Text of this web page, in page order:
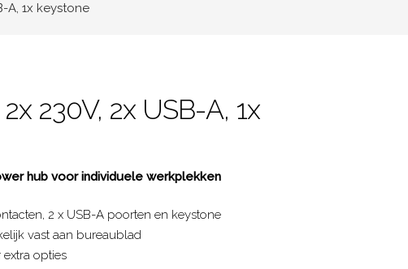
A, 1x keystone
230V, 2x USB-A, 1x
hub voor individuele werkplekken
2 x USB-A poorten en keystone
vast aan bureaublad
opties